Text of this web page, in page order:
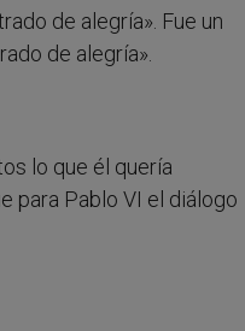
de alegría». Fue un
de alegría».
lo que él quería
para Pablo VI el diálogo